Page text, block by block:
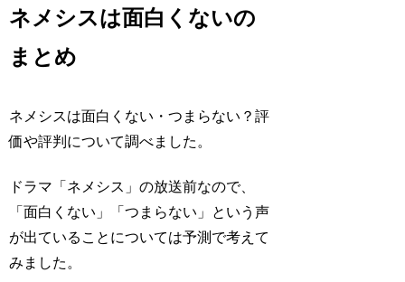
ネメシスは面白くないの
まとめ
ネメシスは面白くない・つまらない？評
価や評判について調べました。
ドラマ「ネメシス」の放送前なので、
「面白くない」「つまらない」という声
が出ていることについては予測で考えて
みました。